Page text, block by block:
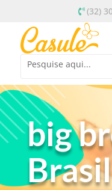
(32)
big
Brasil